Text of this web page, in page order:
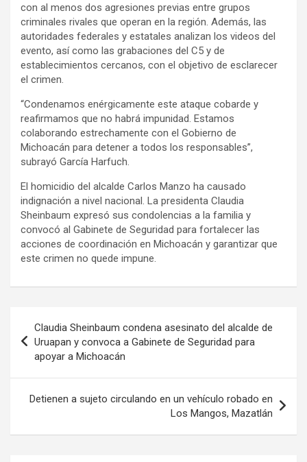
con al menos dos agresiones previas entre grupos
criminales rivales que operan en la región. Además, las
autoridades federales y estatales analizan los videos del
evento, así como las grabaciones del C5 y de
establecimientos cercanos, con el objetivo de esclarecer
el crimen.
“Condenamos enérgicamente este ataque cobarde y
reafirmamos que no habrá impunidad. Estamos
colaborando estrechamente con el Gobierno de
Michoacán para detener a todos los responsables”,
subrayó García Harfuch.
El homicidio del alcalde Carlos Manzo ha causado
indignación a nivel nacional. La presidenta Claudia
Sheinbaum expresó sus condolencias a la familia y
convocó al Gabinete de Seguridad para fortalecer las
acciones de coordinación en Michoacán y garantizar que
este crimen no quede impune.
de
entradas
Claudia Sheinbaum condena asesinato del alcalde de
Uruapan y convoca a Gabinete de Seguridad para
apoyar a Michoacán
Detienen a sujeto circulando en un vehículo robado en
Los Mangos, Mazatlán